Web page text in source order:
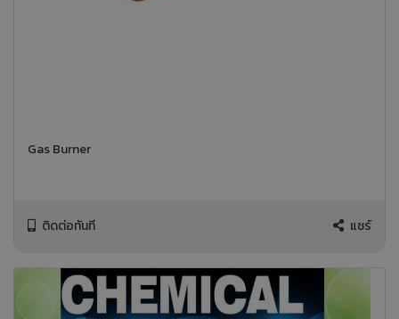
Gas Burner
ติดต่อทันที แชร์